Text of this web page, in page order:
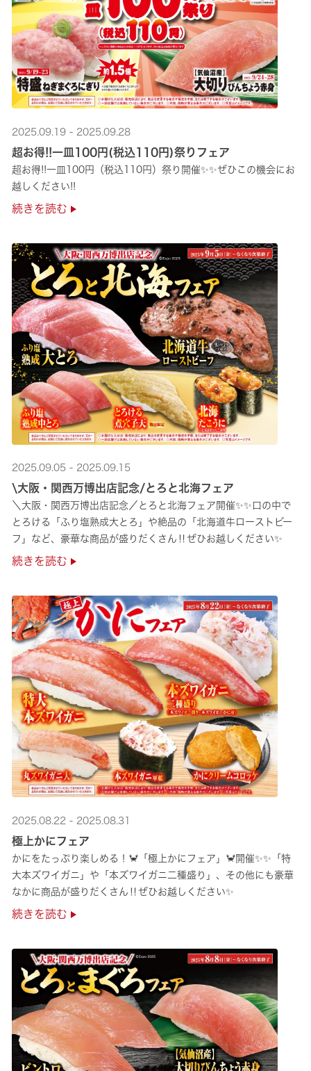
2025.09.19 - 2025.09.28
超お得!!一皿100円(税込110円)祭りフェア
超お得!!一皿100円（税込110円）祭り開催✨✨ぜひこの機会にお
越しください!!
続きを読む
2025.09.05 - 2025.09.15
\大阪・関西万博出店記念/とろと北海フェア
＼大阪・関西万博出店記念／とろと北海フェア開催✨✨口の中で
とろける「ふり塩熟成大とろ」や絶品の「北海道牛ローストビー
フ」など、豪華な商品が盛りだくさん‼ぜひお越しください✨
続きを読む
2025.08.22 - 2025.08.31
極上かにフェア
かにをたっぷり楽しめる！🦀「極上かにフェア」🦀開催✨✨「特
大本ズワイガニ」や「本ズワイガニ二種盛り」、その他にも豪華
なかに商品が盛りだくさん‼ぜひお越しください✨
続きを読む